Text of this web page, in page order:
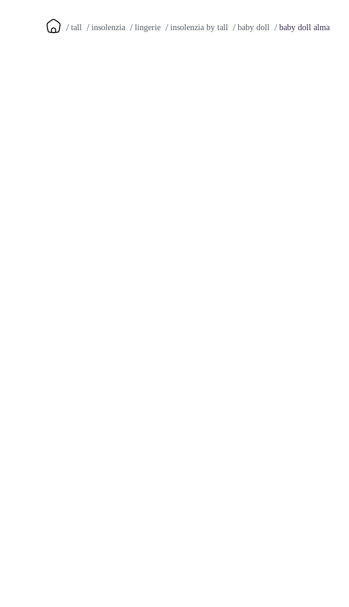
tall insolenzia lingerie insolenzia by tall baby doll baby doll alma